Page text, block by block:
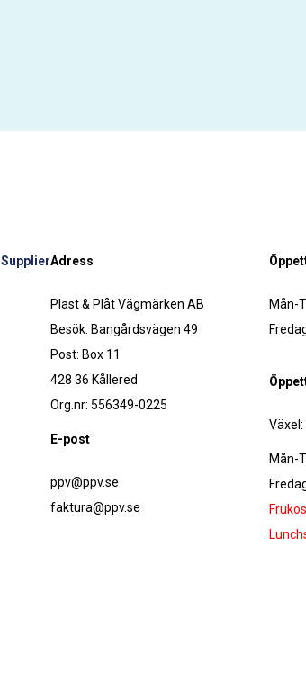
SupplierAdress
Plast & Plåt Vägmärken AB
Besök: Bangårdsvägen 49
Post: Box 11
428 36 Kållered
Org.nr: 556349-0225
E-post
ppv@ppv.se
faktura@ppv.se
Mån-
Mån-